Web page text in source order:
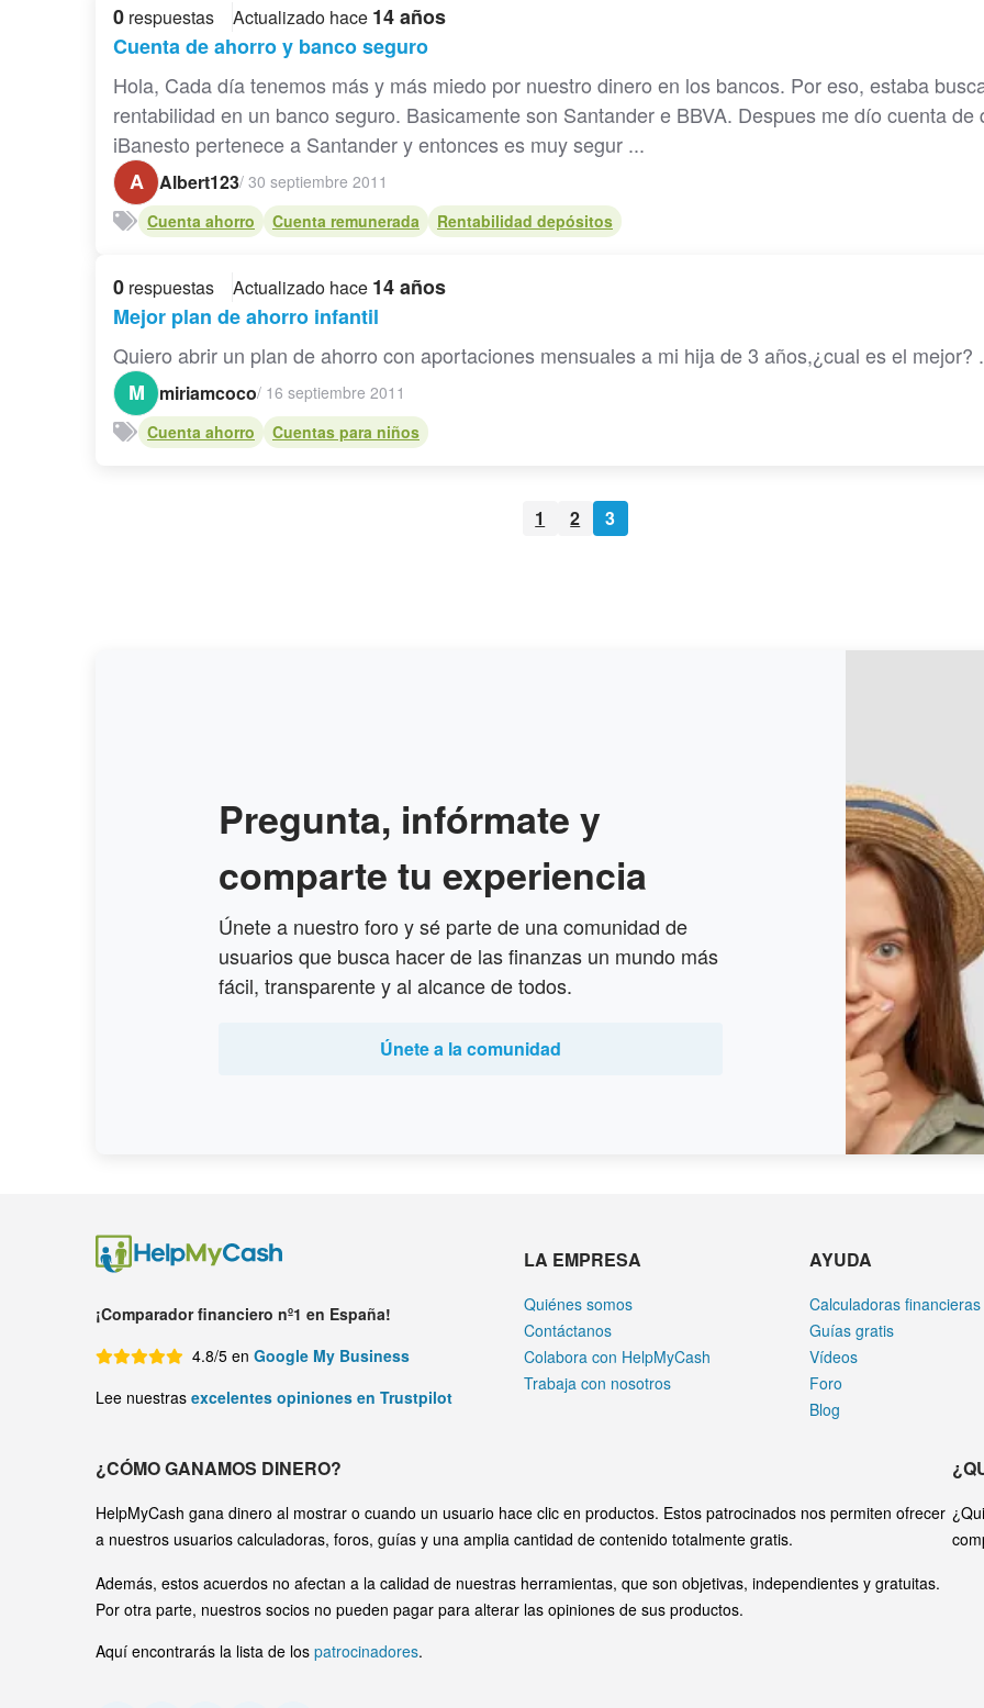
0 respuestas Actualizado hace 14 años
Cuenta de ahorro y banco seguro
Hola, Cada día tenemos más y más miedo por nuestro dinero en los bancos. Por eso, estaba
rentabilidad en un banco seguro. Basicamente son Santander e BBVA. Despues me dío cuenta de
iBanesto pertenece a Santander y entonces es muy segur ...
A
Albert123/ 30 septiembre 2011
Cuenta ahorro
Cuenta remunerada Rentabilidad depósitos
0 respuestas Actualizado hace 14 años
Mejor plan de ahorro infantil
Quiero abrir un plan de ahorro con aportaciones mensuales a mi hija de 3 años,¿cual es el mejor?
M
miriamcoco/ 16 septiembre 2011
Cuenta ahorro
Cuentas para niños
1 2 3
Pregunta, infórmate y
comparte tu experiencia
Únete a nuestro foro y sé parte de una comunidad de
usuarios que busca hacer de las finanzas un mundo más
fácil, transparente y al alcance de todos.
Únete a la comunidad
¡Comparador financiero nº1 en España!
4.8/5 en Google My Business
Lee nuestras excelentes opiniones en Trustpilot
LA EMPRESA
Quiénes somos
Contáctanos
Colabora con HelpMyCash
Trabaja con nosotros
AYUDA
Calculadoras financieras
Guías gratis
Vídeos
Foro
Blog
¿CÓMO GANAMOS DINERO?
HelpMyCash gana dinero al mostrar o cuando un usuario hace clic en productos. Estos patrocinados nos permiten ofrecer
a nuestros usuarios calculadoras, foros, guías y una amplia cantidad de contenido totalmente gratis.
Además, estos acuerdos no afectan a la calidad de nuestras herramientas, que son objetivas, independientes y gratuitas.
Por otra parte, nuestros socios no pueden pagar para alterar las opiniones de sus productos.
Aquí encontrarás la lista de los patrocinadores.